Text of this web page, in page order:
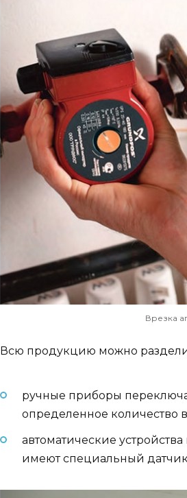
Врезка
Всю продукцию можно
ручные приборы
определенное количество
автоматические
имеют специальный